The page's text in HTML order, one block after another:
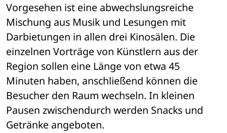
Vorgesehen ist eine abwechslungsreiche
Mischung aus Musik und Lesungen mit
Darbietungen in allen drei Kinosälen. Die
einzelnen Vorträge von Künstlern aus der
Region sollen eine Länge von etwa 45
Minuten haben, anschließend können die
Besucher den Raum wechseln. In kleinen
Pausen zwischendurch werden Snacks und
Getränke angeboten.